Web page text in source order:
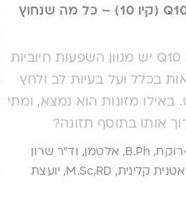
קואנזים Q10 (קיו 10) – כל מה שנחוץ
לקואנזים Q10 יש מגוון השפעות חיוביות
בכלל ועל בעיות לב ולחץ
מזונות הוא נמצא, ומתי
אותו בתוסף תזונה?
·
רוקח, B.Ph, אלטמן, וד"ר שרון
גבריאל, דיאטנית קלינית, M.Sc,RD, יועצת